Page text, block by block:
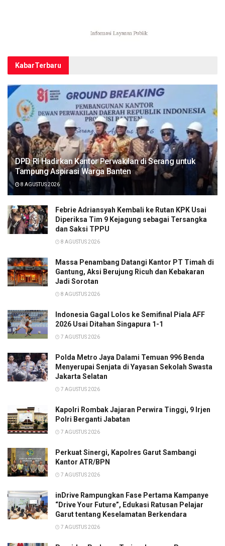
KabarTerbaru
DPD RI Hadirkan Kantor Perwakilan di Serang untuk
Tampung Aspirasi Warga Banten
8 AGUSTUS 2026
Febrie Adriansyah Kembali ke Rutan KPK Usai
Diperiksa Tim 9 Kejagung sebagai Tersangka
dan Saksi TPPU
8 AGUSTUS 2026
Massa Penambang Datangi Kantor PT Timah di
Gantung, Aksi Berujung Ricuh dan Kebakaran
Jadi Sorotan
8 AGUSTUS 2026
Indonesia Gagal Lolos ke Semifinal Piala AFF
2026 Usai Ditahan Singapura 1-1
7 AGUSTUS 2026
Polda Metro Jaya Dalami Temuan 996 Benda
Menyerupai Senjata di Yayasan Sekolah Swasta
Jakarta Selatan
7 AGUSTUS 2026
Kapolri Rombak Jajaran Perwira Tinggi, 9 Irjen
Polri Berganti Jabatan
7 AGUSTUS 2026
Perkuat Sinergi, Kapolres Garut Sambangi
Kantor ATR/BPN
7 AGUSTUS 2026
inDrive Rampungkan Fase Pertama Kampanye
“Drive Your Future”, Edukasi Ratusan Pelajar
Garut tentang Keselamatan Berkendara
7 AGUSTUS 2026